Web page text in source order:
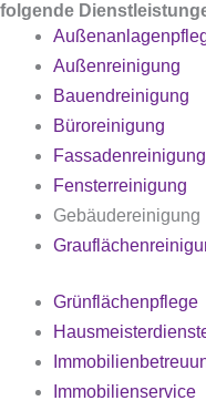
folgende
Außenreinigung
Bauendreinigung
Büroreinigung
Fassadenreinigung
Fensterreinigung
Gebäudereinigung
Grünflächenpflege
Immobilienservice